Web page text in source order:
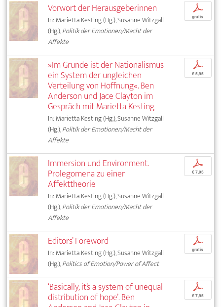
Vorwort der Herausgeberinnen
In: Marietta Kesting (Hg.), Susanne Witzgall
(Hg.),Politik der Emotionen/Macht der
Affekte
p
gratis
»Im Grunde ist der Nationalismus
ein System der ungleichen
Verteilung von Hoffnung«. Ben
Anderson und Jace Clayton im
Gespräch mit Marietta Kesting
In: Marietta Kesting (Hg.), Susanne Witzgall
(Hg.),Politik der Emotionen/Macht der
Affekte
p
€ 5,95
Immersion und Environment.
Prolegomena zu einer
Affekttheorie
In: Marietta Kesting (Hg.), Susanne Witzgall
(Hg.),Politik der Emotionen/Macht der
Affekte
p
€ 7,95
Editors’ Foreword
In: Marietta Kesting (Hg.), Susanne Witzgall
(Hg.),Politics of Emotion/Power of Affect
p
gratis
‘Basically, it’s a system of unequal
distribution of hope’. Ben
p
€ 7,95